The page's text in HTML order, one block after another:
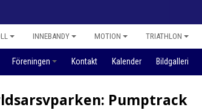
INNEBANDY MOTION TRIATHLON
Föreningen Kontakt Kalender Bildgalleri
Pumptrack